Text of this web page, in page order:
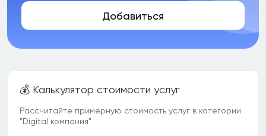
Добавиться
💰 Калькулятор стоимости услуг
Рассчитайте примерную стоимость услуг в категории
"Digital компания"